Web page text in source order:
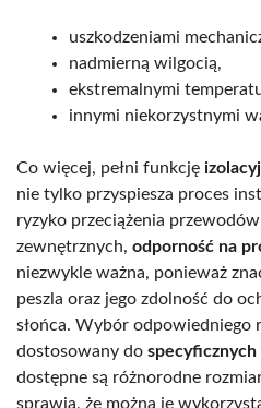
uszkodzeniami
nadmierną wilgocią,
ekstremalnymi
innymi niekorzystnymi
Co więcej, pełni funkcję
nie tylko przyspiesza proces
ryzyko przeciążenia
zewnętrznych, odporność na
niezwykle ważna, ponieważ
peszla oraz jego zdolność do
słońca. Wybór odpowiedniego
dostosowany do
dostępne są różnorodne
sprawia, że można je